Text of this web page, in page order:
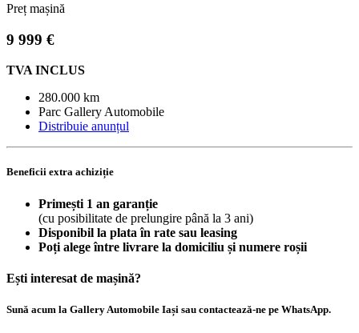
Preț mașină
9 999 €
TVA INCLUS
280.000 km
Parc Gallery Automobile
Distribuie anunțul
Beneficii extra achiziție
Primești 1 an garanție
(cu posibilitate de prelungire până la 3 ani)
Disponibil la plata în rate sau leasing
Poți alege între livrare la domiciliu și numere roșii
Ești interesat de mașină?
Sună acum la Gallery Automobile Iași sau contactează-ne pe WhatsApp.